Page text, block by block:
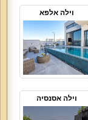
וילה אלפא
וילה אסנסיה